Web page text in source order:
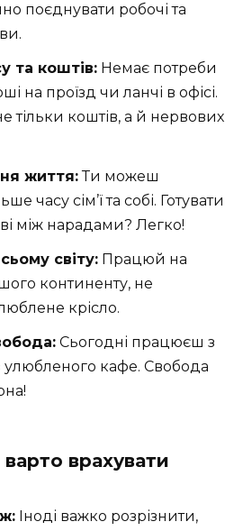
поєднувати робочі та
та коштів: Немає потреби
на проїзд чи ланчі в офісі.
тільки коштів, а й нервових
життя:Ти можеш
часу сім’ї та собі. Готувати
між нарадами? Легко!
світу: Працюй на
континенту, не
крісло.
Сьогодні працюєш з
улюбленого кафе. Свобода
варто врахувати
Іноді важко розрізнити,